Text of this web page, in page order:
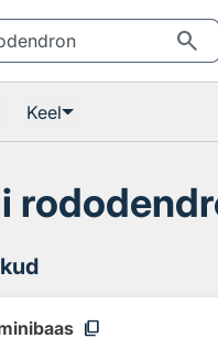
search
Keel
content_copy